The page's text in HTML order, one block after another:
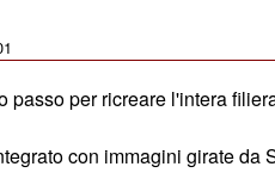
per ricreare l'intera
con immagini girate da